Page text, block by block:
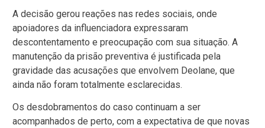
A decisão gerou reações nas redes sociais, onde
apoiadores da influenciadora expressaram
descontentamento e preocupação com sua situação. A
manutenção da prisão preventiva é justificada pela
gravidade das acusações que envolvem Deolane, que
ainda não foram totalmente esclarecidas.
Os desdobramentos do caso continuam a ser
acompanhados de perto, com a expectativa de que novas